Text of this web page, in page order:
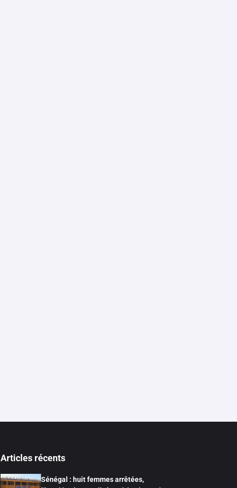
Articles récents
Sénégal : huit femmes arrêtées,